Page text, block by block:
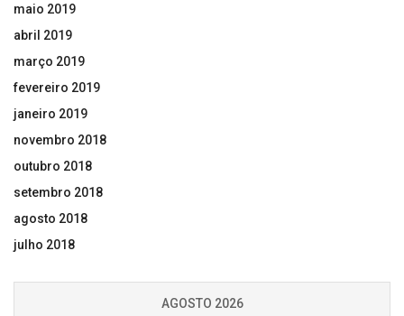
maio 2019
abril 2019
março 2019
fevereiro 2019
janeiro 2019
novembro 2018
outubro 2018
setembro 2018
agosto 2018
julho 2018
AGOSTO 2026